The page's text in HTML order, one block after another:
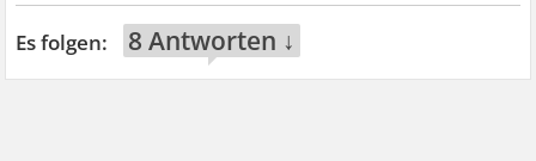
8 Antworten ↓